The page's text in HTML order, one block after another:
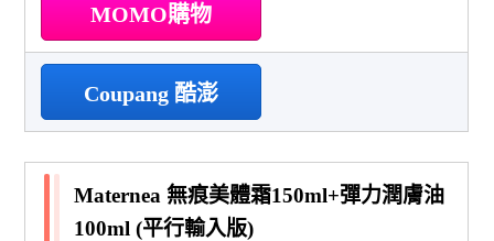
MOMO購物
Coupang 酷澎
Maternea 無痕美體霜150ml+彈力潤膚油
100ml (平行輸入版)